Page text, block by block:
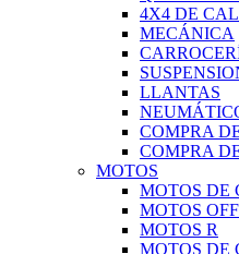
4X4 DE
MECÁNICA
LLANTAS
COMPRA
COMPRA
MOTOS
MOTOS DE
MOTOS
MOTOS R
MOTOS DE